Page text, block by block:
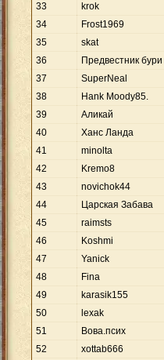
33
krok
34
Frost1969
35
skat
36
Предвестник бури
37
SuperNeal
38
Hank Moody85.
39
Аликай
40
Ханс Ланда
41
minolta
42
Kremo8
43
novichok44
44
Царская Забава
45
raimsts
46
Koshmi
47
Yanick
48
Fina
49
karasik155
50
lexak
51
Вова.псих
52
xottab666